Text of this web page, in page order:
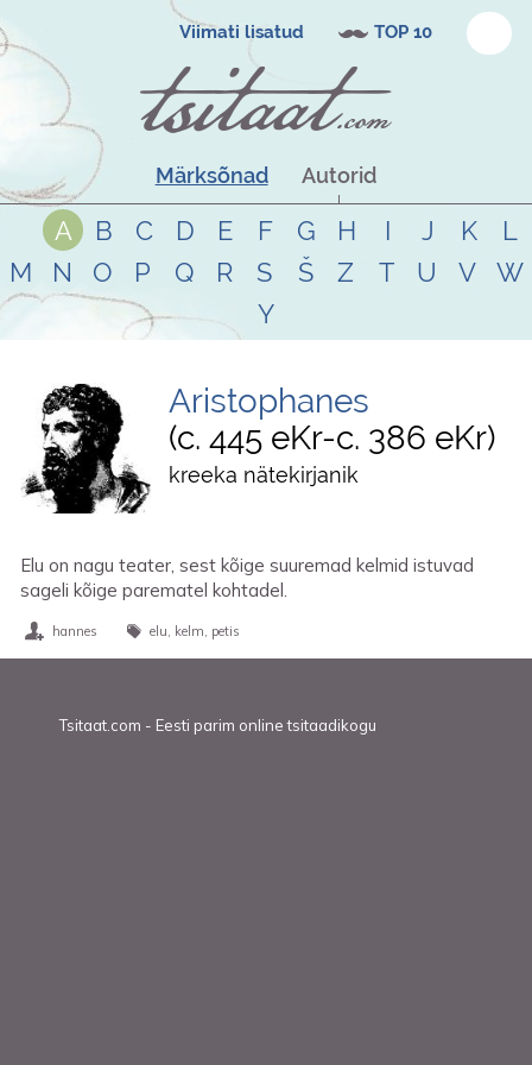
Viimati lisatud TOP 10
Märksõnad Autorid
A B C D E F G H I J K
L
M
N O P Q R S Š Z T U V
W
Y
Aristophanes
c. 445 eKr-c. 386 eKr
kreeka nätekirjanik
Elu on nagu teater, sest kõige suuremad kelmid istuvad
sageli kõige parematel kohtadel.
hannes elu kelm petis
Tsitaat.com - Eesti parim online tsitaadikogu